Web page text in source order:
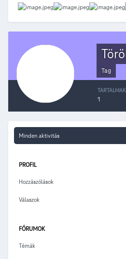
Tag
TARTALMAK
1
Minden aktivitás
PROFIL
Hozzászólások
Válaszok
FÓRUMOK
Témák